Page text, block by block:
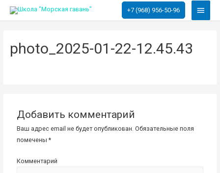
+7 (968) 956-50-96
photo_2025-01-22-12.45.43
Добавить комментарий
Ваш адрес email не будет опубликован. Обязательные поля
помечены*
Комментарий